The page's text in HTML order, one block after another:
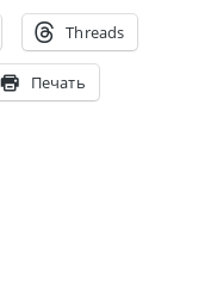
Threads
Печать